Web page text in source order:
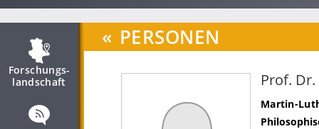
Forschungs­
landschaft
« PERSONEN
Prof. Dr.
Martin-